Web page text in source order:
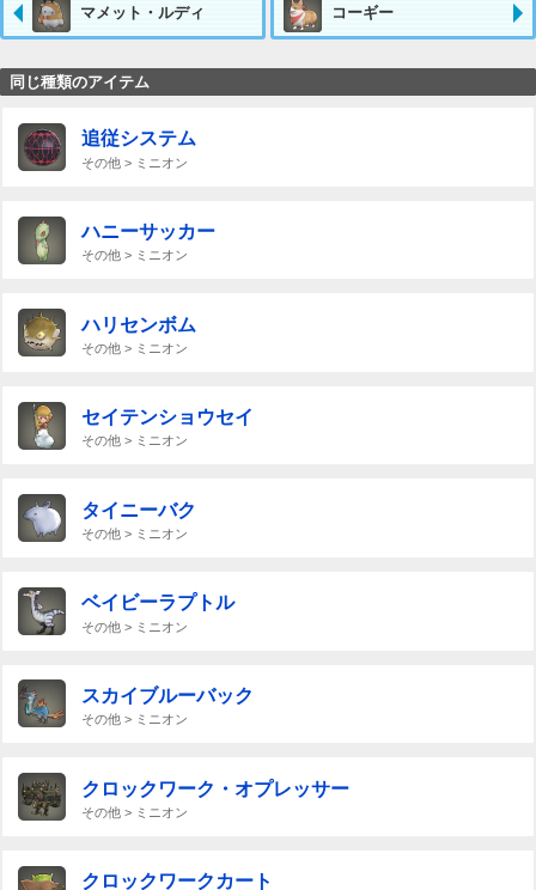
マメット・ルディ コーギー
同じ種類のアイテム
追従システム
その他 > ミニオン
ハニーサッカー
その他 > ミニオン
ハリセンボム
その他 > ミニオン
セイテンショウセイ
その他 > ミニオン
タイニーバク
その他 > ミニオン
ベイビーラプトル
その他 > ミニオン
スカイブルーバック
その他 > ミニオン
クロックワーク・オプレッサー
その他 > ミニオン
クロックワークカート